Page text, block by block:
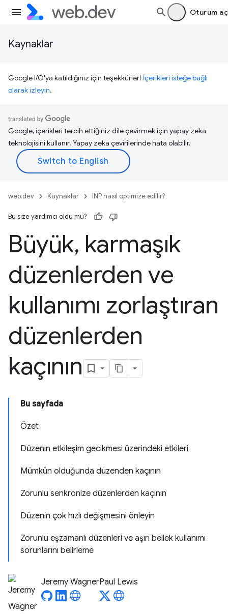
Oturum aç
Kaynaklar
Google I/O'ya katıldığınız için teşekkürler! İçerikleri isteğe bağlı
olarak izleyin.
Google, içerikleri tercih ettiğiniz dile çevirmek için yapay zeka
teknolojisini kullanır. Yapay zeka çevirilerinde hata olabilir.
web.dev Kaynaklar INP nasıl optimize edilir?
Bu size yardımcı oldu mu?
Büyük, karmaşık
düzenlerden ve
kullanımı zorlaştıran
düzenlerden
kaçının
Bu sayfada
Özet
Düzenin etkileşim gecikmesi üzerindeki etkileri
Mümkün olduğunda düzenden kaçının
Zorunlu senkronize düzenlerden kaçının
Düzenin çok hızlı değişmesini önleyin
Zorunlu eşzamanlı düzenleri ve aşırı bellek kullanımı
sorunlarını belirleme
Jeremy WagnerPaul Lewis